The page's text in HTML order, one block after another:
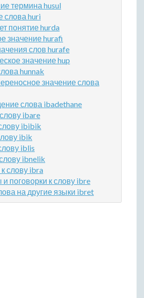
термина husul
слова huri
понятие hurda
значение hurafi
слов hurafe
значение hup
hunnak
значение слова
слова ibadethane
ibare
ibibik
ibik
iblis
ibnelik
слову ibra
поговорки к слову ibre
на другие языки ibret